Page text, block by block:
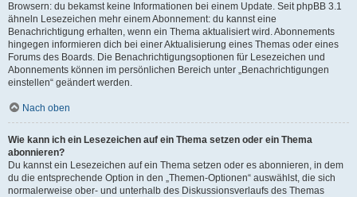
Browsern: du bekamst keine Informationen bei einem Update. Seit phpBB 3.1
ähneln Lesezeichen mehr einem Abonnement: du kannst eine
Benachrichtigung erhalten, wenn ein Thema aktualisiert wird. Abonnements
hingegen informieren dich bei einer Aktualisierung eines Themas oder eines
Forums des Boards. Die Benachrichtigungsoptionen für Lesezeichen und
Abonnements können im persönlichen Bereich unter „Benachrichtigungen
einstellen“ geändert werden.
Nach oben
Wie kann ich ein Lesezeichen auf ein Thema setzen oder ein Thema
abonnieren?
Du kannst ein Lesezeichen auf ein Thema setzen oder es abonnieren, in dem
du die entsprechende Option in den „Themen-Optionen“ auswählst, die sich
normalerweise ober- und unterhalb des Diskussionsverlaufs des Themas